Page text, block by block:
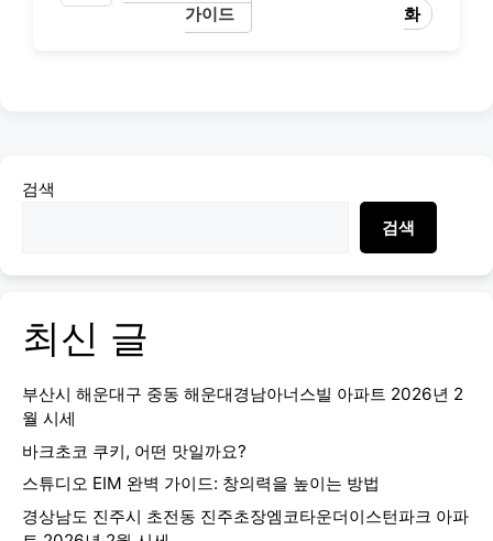
가이드
화
검색
검색
최신 글
부산시 해운대구 중동 해운대경남아너스빌 아파트 2026년 2
월 시세
바크초코 쿠키, 어떤 맛일까요?
스튜디오 EIM 완벽 가이드: 창의력을 높이는 방법
경상남도 진주시 초전동 진주초장엠코타운더이스턴파크 아파